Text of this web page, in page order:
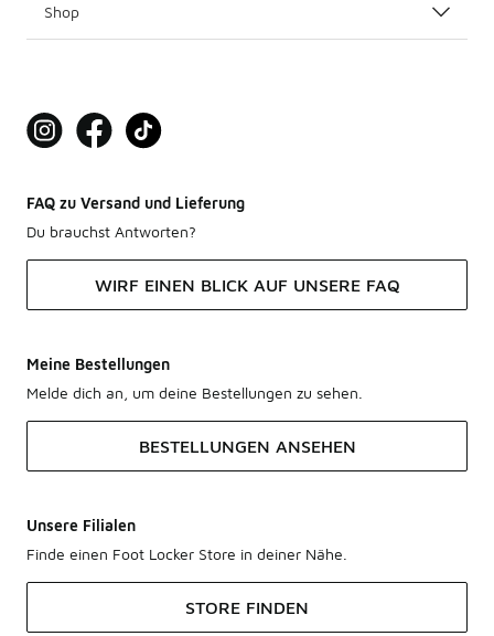
Shop
FAQ zu Versand und Lieferung
Du brauchst Antworten?
WIRF EINEN BLICK AUF UNSERE FAQ
Meine Bestellungen
Melde dich an, um deine Bestellungen zu sehen.
BESTELLUNGEN ANSEHEN
Unsere Filialen
Finde einen Foot Locker Store in deiner Nähe.
STORE FINDEN